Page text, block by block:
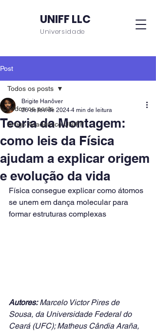
UNIFF LLC
Universidade
Post
Todos os posts
Artigo Acadêmico UNIFF
Todos os posts
Teoria da Montagem:
como leis da Física
ajudam a explicar origem
e evolução da vida
Brigite Hanôver
26 de fev. de 2024 4 min de leitura
Física consegue explicar como átomos
se unem em dança molecular para
formar estruturas complexas
Autores: Marcelo Victor Pires de
Sousa, da Universidade Federal do
Ceará (UFC); Matheus Cândia Araña,